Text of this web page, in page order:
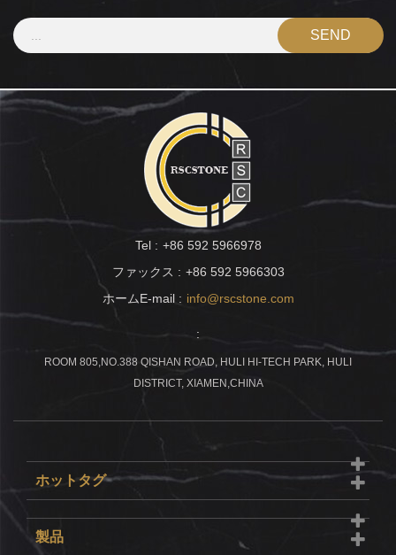
Tel : +86 592 5966978
ファックス : +86 592 5966303
ホームE-mail : info@rscstone.com
:
ROOM 805,NO.388 QISHAN ROAD, HULI HI-TECH PARK, HULI
DISTRICT, XIAMEN,CHINA
ホットタグ
製品